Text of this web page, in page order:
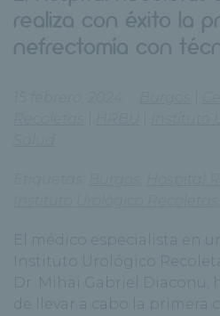
realiza con éxito la
nefrectomía con
El médico especialista en
Instituto Urológico
Dr. Mihai Gabriel Diaconu,
de llevar a cabo la primera